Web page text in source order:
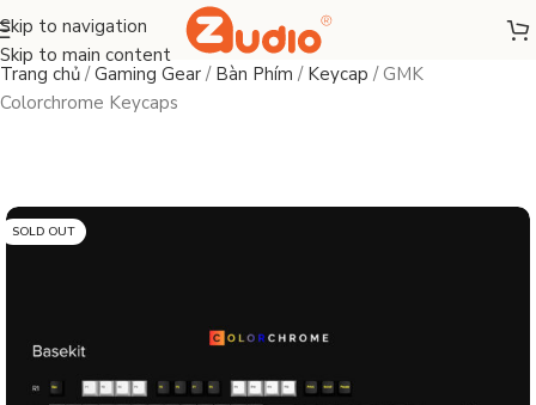
Skip to navigation
Skip to main content
Trang chủ /Gaming Gear / Bàn Phím / Keycap /GMK
Colorchrome Keycaps
SOLD OUT